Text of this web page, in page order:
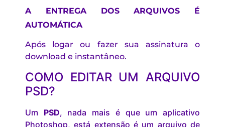
A ENTREGA DOS ARQUIVOS É
AUTOMÁTICA
Após logar ou fazer sua assinatura o
download e instantâneo.
COMO EDITAR UM ARQUIVO
PSD?
Um PSD, nada mais é que um aplicativo
Photoshop, está extensão é um arquivo de